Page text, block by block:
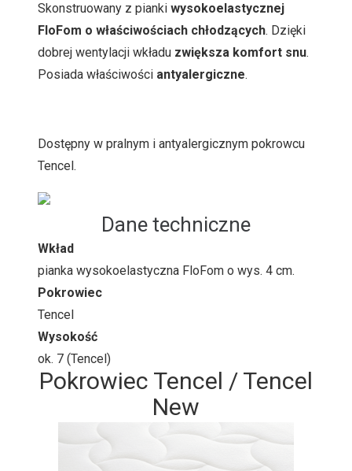
Skonstruowany z pianki wysokoelastycznej
FloFom o właściwościach chłodzących. Dzięki
dobrej wentylacji wkładu zwiększa komfort snu.
Posiada właściwości antyalergiczne.
Dostępny w pralnym i antyalergicznym pokrowcu
Tencel.
Dane techniczne
Wkład
pianka wysokoelastyczna FloFom o wys. 4 cm.
Pokrowiec
Tencel
Wysokość
ok. 7 (Tencel)
Pokrowiec Tencel / Tencel
New